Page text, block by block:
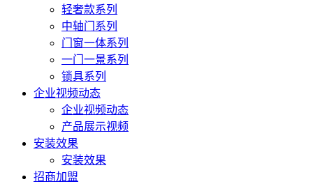
轻奢款系列
中轴门系列
门窗一体系列
一门一景系列
锁具系列
企业视频动态
企业视频动态
产品展示视频
安装效果
安装效果
招商加盟